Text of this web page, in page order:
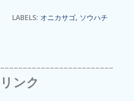
LABELS: オニカサゴ ソウハチ
-------------------------
リンク